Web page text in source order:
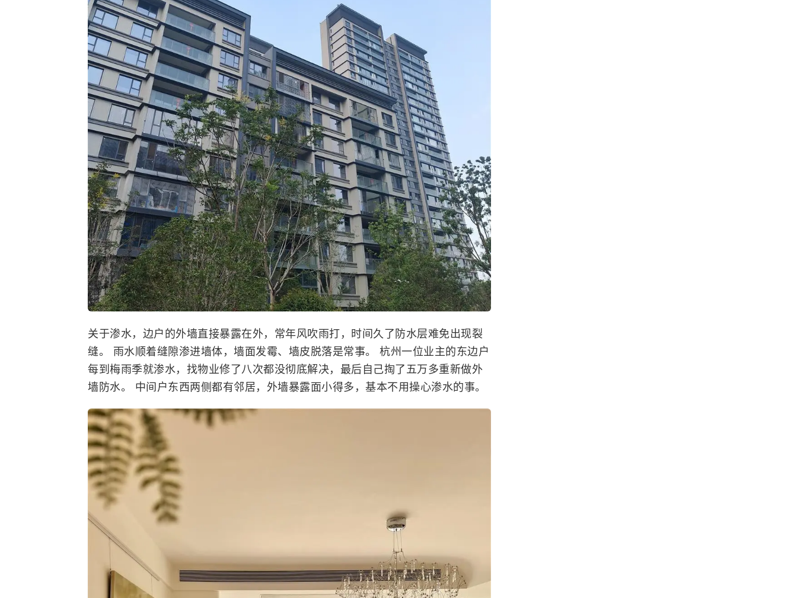
关于渗水，边户的外墙直接暴露在外，常年风吹雨打，时间久了防水层难免出现裂
缝。 雨水顺着缝隙渗进墙体，墙面发霉、墙皮脱落是常事。 杭州一位业主的东边户
每到梅雨季就渗水，找物业修了八次都没彻底解决，最后自己掏了五万多重新做外
墙防水。 中间户东西两侧都有邻居，外墙暴露面小得多，基本不用操心渗水的事。